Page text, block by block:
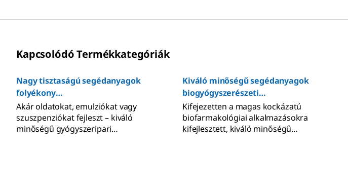
Kapcsolódó Termékkategóriák
Nagy tisztaságú segédanyagok
folyékony
gyógyszerkészítményekhez
Akár oldatokat, emulziókat vagy
szuszpenziókat fejleszt – kiváló
minőségű gyógyszeripari
Kiváló minőségű segédanyagok
biogyógyszerészeti
készítményekhez
Kifejezetten a magas kockázatú
biofarmakológiai alkalmazásokra
kifejlesztett, kiváló minőségű